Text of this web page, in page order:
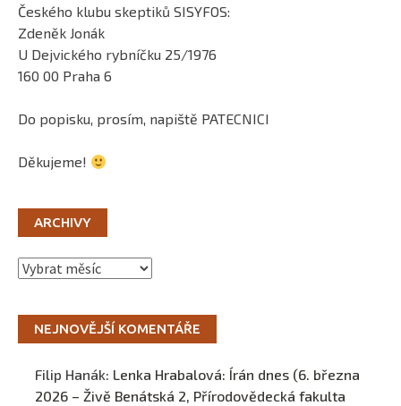
Českého klubu skeptiků SISYFOS:
Zdeněk Jonák
U Dejvického rybníčku 25/1976
160 00 Praha 6
Do popisku, prosím, napiště PATECNICI
Děkujeme!
ARCHIVY
Archivy
NEJNOVĚJŠÍ KOMENTÁŘE
Filip Hanák: Lenka Hrabalová: Írán dnes (6. března
2026 – Živě Benátská 2, Přírodovědecká fakulta